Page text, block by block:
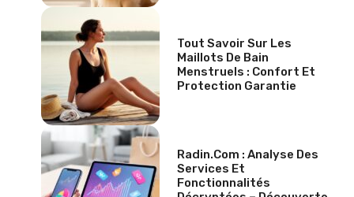
Tout Savoir Sur Les
Maillots De Bain
Menstruels : Confort Et
Protection Garantie
Radin.com : Analyse Des
Services Et
Fonctionnalités